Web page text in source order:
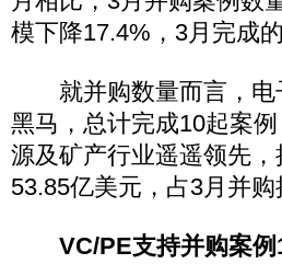
模下降17.4%，3月完成
就并购数量而言，电
黑马，总计完成10起案
源及矿产行业遥遥领先
53.85亿美元，占3月并购
VC/PE支持并购案例